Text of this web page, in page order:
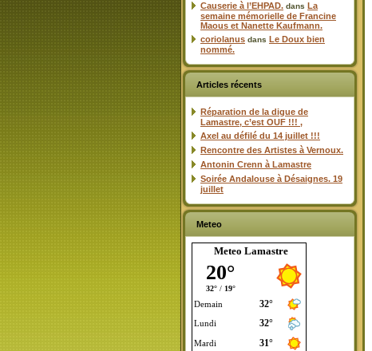
Causerie à l’EHPAD. dans La
semaine mémorielle de Francine
Maous et Nanette Kaufmann.
coriolanus dans Le Doux bien
nommé.
Articles récents
Réparation de la digue de
Lamastre, c’est OUF !!! ,
Axel au défilé du 14 juillet !!!
Rencontre des Artistes à Vernoux.
Antonin Crenn à Lamastre
Soirée Andalouse à Désaignes. 19
juillet
Meteo
Meteo Lamastre